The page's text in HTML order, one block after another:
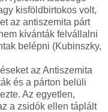
kisföldbirtokos volt,
az antiszemita párt
kívánták felvállalni
belépni (Kubinszky,
az Antiszemita
és a párton belüli
Az egyetlen,
a zsidók ellen táplált